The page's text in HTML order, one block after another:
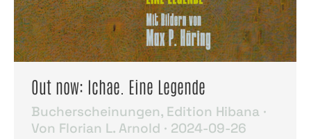
Out now: Ichae. Eine Legende
Bucherscheinungen, Edition Hibana
Von Florian L. Arnold 2024-09-26